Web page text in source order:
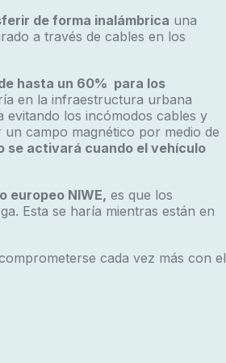
de forma inalámbrica una
a través de cables en los
hasta un 60% para los
en la infraestructura urbana
evitando los incómodos cables y
campo magnético por medio de
se activará cuando el vehículo
europeo NIWE, es que los
Esta se haría mientras están en
cada vez más con el